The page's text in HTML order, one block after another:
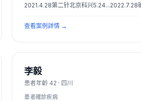
2021.4.28第二针北京科兴5.24...2022.7.28
查看案例詳情 →
李毅
患者年齡 42 · 四川
患者確診疾病